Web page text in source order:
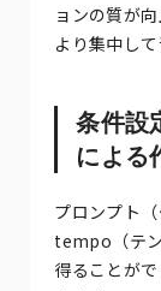
ョンの質が
より集中し
条件設
による
プロンプト
tempo（テ
得ることが